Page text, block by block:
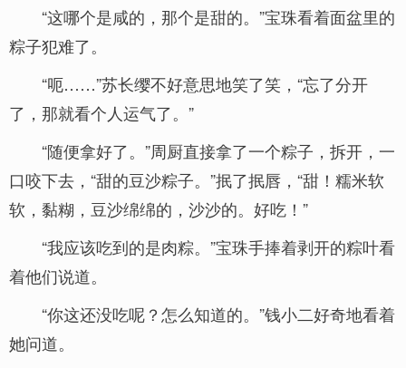
“这哪个是咸的，那个是甜的。”宝珠看着面盆里的
粽子犯难了。
“呃……”苏长缨不好意思地笑了笑，“忘了分开
了，那就看个人运气了。”
“随便拿好了。”周厨直接拿了一个粽子，拆开，一
口咬下去，“甜的豆沙粽子。”抿了抿唇，“甜！糯米软
软，黏糊，豆沙绵绵的，沙沙的。好吃！”
“我应该吃到的是肉粽。”宝珠手捧着剥开的粽叶看
着他们说道。
“你这还没吃呢？怎么知道的。”钱小二好奇地看着
她问道。